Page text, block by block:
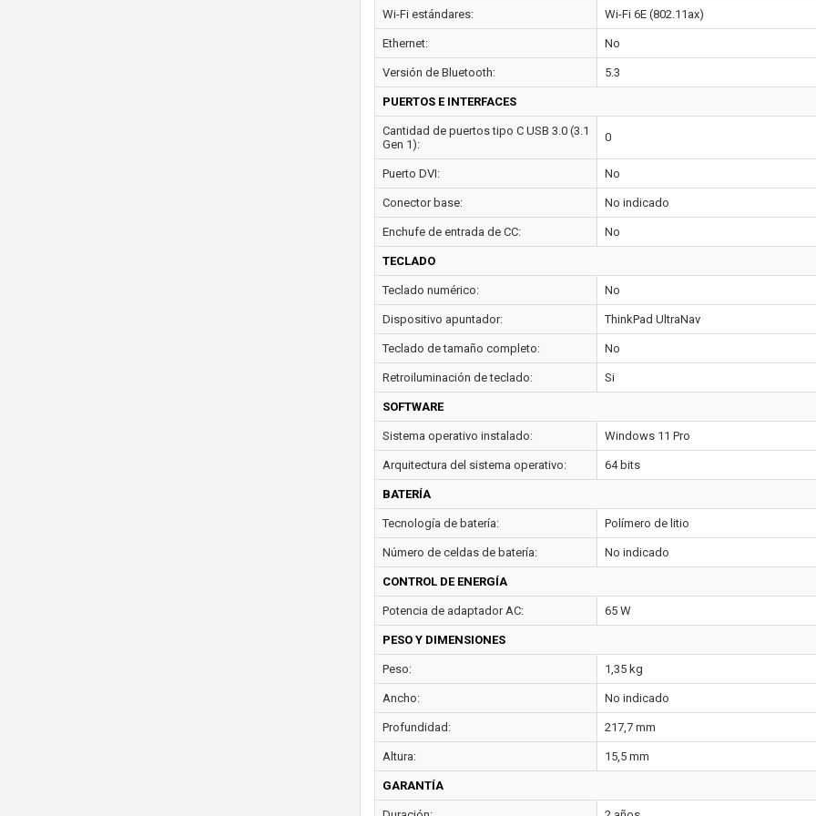
Wi-Fi estándares: Wi-Fi 6E (802.11ax)
Ethernet: No
Versión de Bluetooth: 5.3
PUERTOS E INTERFACES
Cantidad de puertos tipo C USB 3.0 (3.1
Gen 1):
0
Puerto DVI: No
Conector base: No indicado
Enchufe de entrada de CC: No
TECLADO
Teclado numérico: No
Dispositivo apuntador: ThinkPad UltraNav
Teclado de tamaño completo: No
Retroiluminación de teclado: Si
SOFTWARE
Sistema operativo instalado: Windows 11 Pro
Arquitectura del sistema operativo: 64 bits
BATERÍA
Tecnología de batería: Polímero de litio
Número de celdas de batería: No indicado
CONTROL DE ENERGÍA
Potencia de adaptador AC: 65 W
PESO Y DIMENSIONES
Peso: 1,35 kg
Ancho: No indicado
Profundidad: 217,7 mm
Altura: 15,5 mm
GARANTÍA